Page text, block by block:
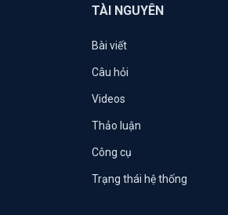
TÀI NGUYÊN
Bài viết
Câu hỏi
Videos
Thảo luận
Công cụ
Trạng thái hệ thống